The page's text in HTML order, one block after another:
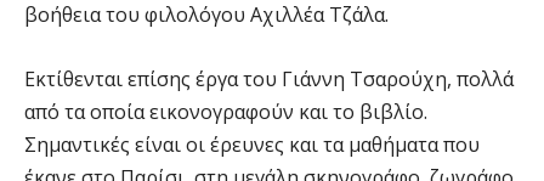
βοήθεια του φιλολόγου Αχιλλέα Τζάλα.
Εκτίθενται επίσης έργα του Γιάννη Τσαρούχη, πολλά
από τα οποία εικονογραφούν και το βιβλίο.
Σημαντικές είναι οι έρευνες και τα μαθήματα που